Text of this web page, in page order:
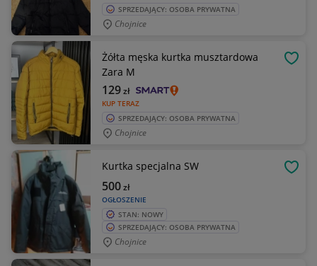
SPRZEDAJĄCY: OSOBA PRYWATNA
Chojnice
Żółta męska kurtka musztardowa
Zara M
KUP TERAZ
129zł
SPRZEDAJĄCY: OSOBA PRYWATNA
Chojnice
Kurtka specjalna SW
OGŁOSZENIE
500zł
STAN: NOWY
SPRZEDAJĄCY: OSOBA PRYWATNA
Chojnice